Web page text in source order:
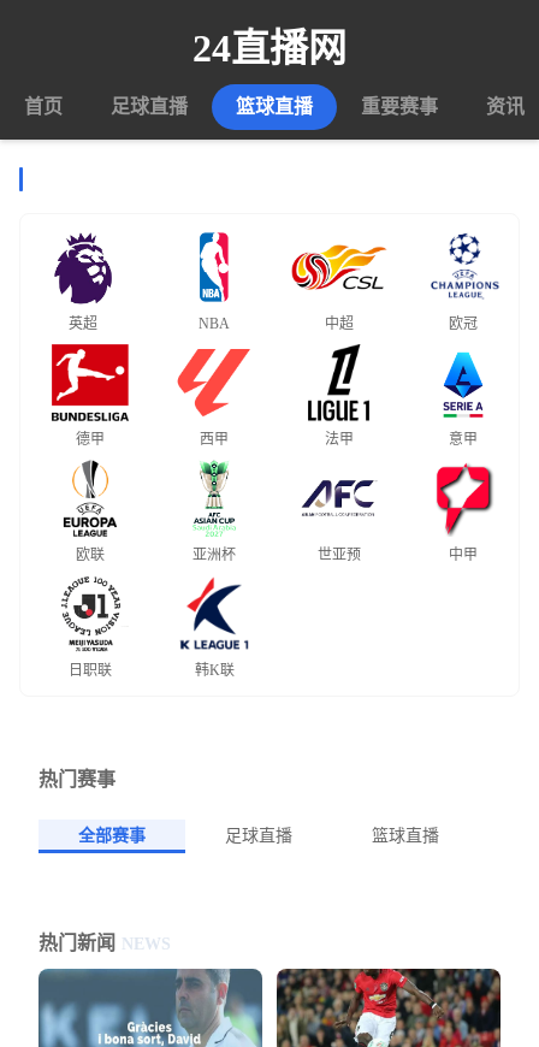
24直播网
首页 足球直播 篮球直播 重要赛事 资讯
英超 NBA 中超 欧冠
德甲 西甲 法甲 意甲
欧联 亚洲杯 世亚预 中甲
日职联 韩K联
热门赛事
全部赛事 足球直播 篮球直播
热门新闻 NEWS